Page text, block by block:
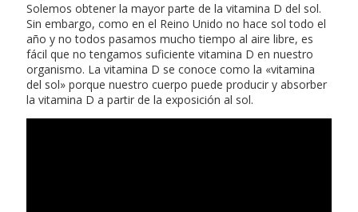
Solemos obtener la mayor parte de la vitamina D del sol.
Sin embargo, como en el Reino Unido no hace sol todo el
año y no todos pasamos mucho tiempo al aire libre, es
fácil que no tengamos suficiente vitamina D en nuestro
organismo. La vitamina D se conoce como la «vitamina
del sol» porque nuestro cuerpo puede producir y absorber
la vitamina D a partir de la exposición al sol.